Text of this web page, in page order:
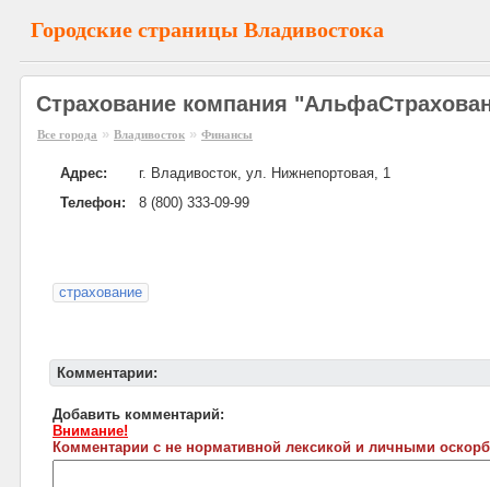
Городские страницы Владивостока
Страхование компания
Все города » Владивосток » Финансы
Адрес:
г. Владивосток, ул. Нижнепортовая, 1
Телефон:
8 (800) 333-09-99
страхование
Комментарии:
Добавить комментарий:
Внимание!
Комментарии с не нормативной лексикой и личными